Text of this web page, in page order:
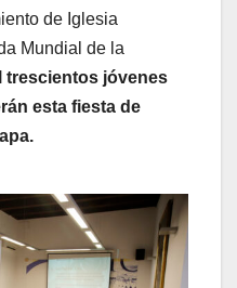
de Iglesia
Mundial de la
trescientos jóvenes
esta fiesta de